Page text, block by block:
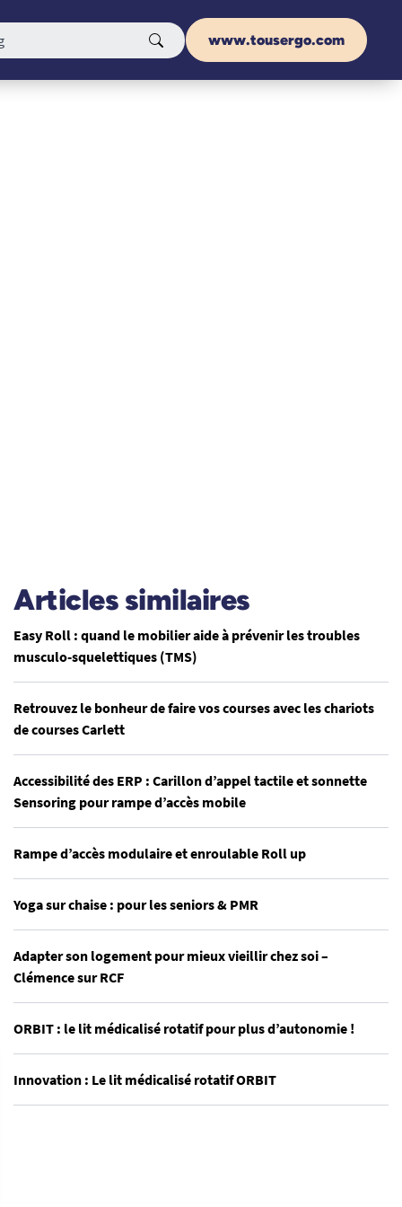
www.tousergo.com
Articles similaires
Easy Roll : quand le mobilier aide à prévenir les troubles
musculo-squelettiques (TMS)
Retrouvez le bonheur de faire vos courses avec les chariots
de courses Carlett
Accessibilité des ERP : Carillon d’appel tactile et sonnette
Sensoring pour rampe d’accès mobile
Rampe d’accès modulaire et enroulable Roll up
Yoga sur chaise : pour les seniors & PMR
Adapter son logement pour mieux vieillir chez soi –
Clémence sur RCF
ORBIT : le lit médicalisé rotatif pour plus d’autonomie !
Innovation : Le lit médicalisé rotatif ORBIT